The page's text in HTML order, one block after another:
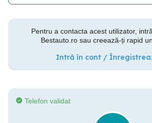
Pentru a contacta acest utilizator,
Bestauto.ro sau creează-ți rapid
Intră în cont /
Telefon validat